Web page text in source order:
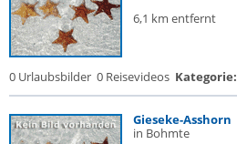
6,1 km entfernt
0 Urlaubsbilder 0 Reisevideos Kategorie:
Gieseke-Asshorn
in Bohmte